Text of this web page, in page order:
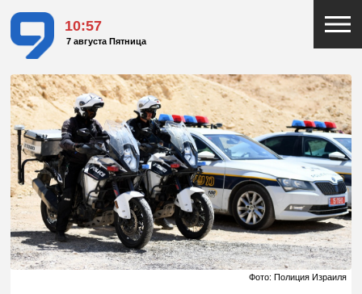
10:57
7 августа Пятница
Фото: Полиция Израиля